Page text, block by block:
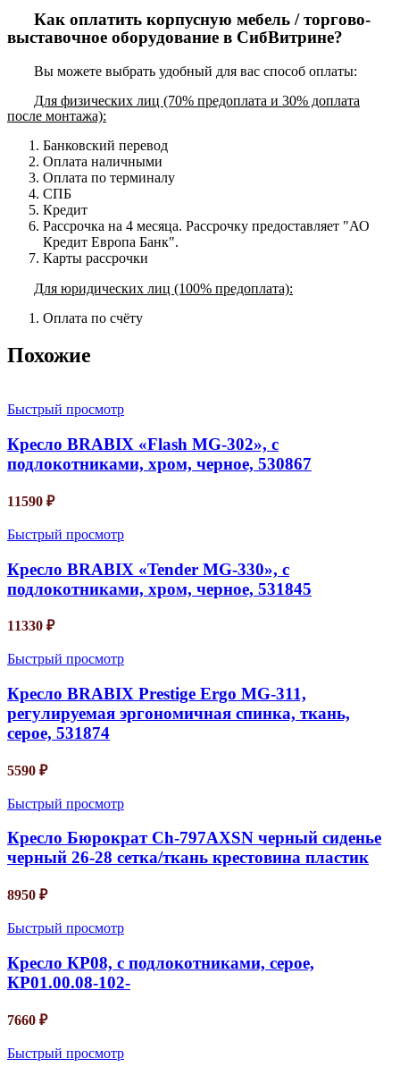
Как оплатить корпусную мебель / торгово-
выставочное оборудование в СибВитрине?
Вы можете выбрать удобный для вас способ оплаты:
Для физических лиц (70% предоплата и 30% доплата
после монтажа):
Банковский перевод
Оплата наличными
Оплата по терминалу
СПБ
Кредит
Рассрочка на 4 месяца. Рассрочку предоставляет "АО
Кредит Европа Банк".
Карты рассрочки
Для юридических лиц (100% предоплата):
Оплата по счёту
Похожие
Быстрый просмотр
Кресло BRABIX «Flash MG-302», с
подлокотниками, хром, черное, 530867
11590 ₽
Быстрый просмотр
Кресло BRABIX «Tender MG-330», с
подлокотниками, хром, черное, 531845
11330 ₽
Быстрый просмотр
Кресло BRABIX Prestige Ergo MG-311,
регулируемая эргономичная спинка, ткань,
серое, 531874
5590 ₽
Быстрый просмотр
Кресло Бюрократ Ch-797AXSN черный сиденье
черный 26-28 сетка/ткань крестовина пластик
8950 ₽
Быстрый просмотр
Кресло КР08, с подлокотниками, серое,
КР01.00.08-102-
7660 ₽
Быстрый просмотр